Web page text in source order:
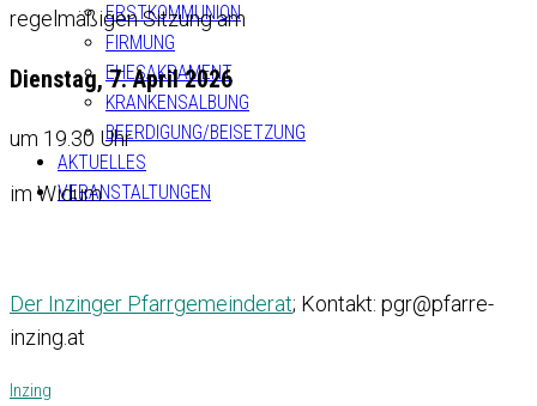
ERSTKOMMUNION
FIRMUNG
EHESAKRAMENT
KRANKENSALBUNG
BEERDIGUNG/BEISETZUNG
AKTUELLES
VERANSTALTUNGEN
regelmäßigen Sitzung am
Dienstag, 7. April 2026
um 19.30 Uhr
im Widum.
Der Inzinger Pfarrgemeinderat; Kontakt: pgr@pfarre-
inzing.at
Inzing